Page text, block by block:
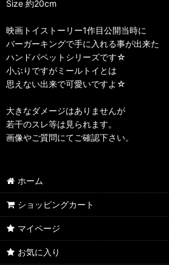
Size 約20cm
映画トイストーリー1作目公開当時に
バーガーキングで手に入れる事が出来た
ハンドパペットシリーズです☆
小ぶりですがミールトイとは
思えない出来で可愛いですよ☆
大きなダメージはありませんが
若干のスレ等は見られます。
画像やご質問にてご確認下さい。
ホーム
ショッピングカート
マイページ
お気に入り